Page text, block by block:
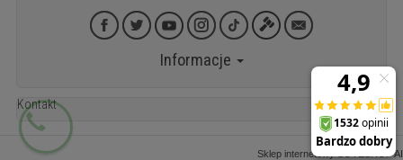
Informacje
Kontakt
Sklep internetowy SOTESHOP AI